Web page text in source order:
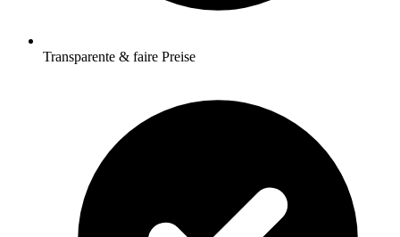
Transparente & faire Preise